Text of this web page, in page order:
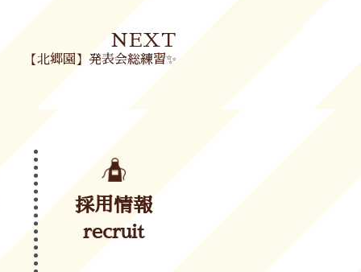
NEXT
【北郷園】発表会総練習✨
採用情報
recruit